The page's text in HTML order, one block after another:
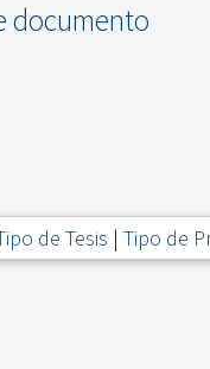
documento
de Tesis | Tipo de